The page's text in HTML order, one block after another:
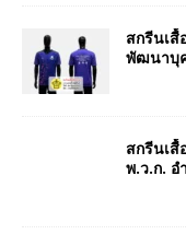
สกรีนเสื้
พัฒนาบุ
สกรีนเสื้
พ.ว.ก. อ